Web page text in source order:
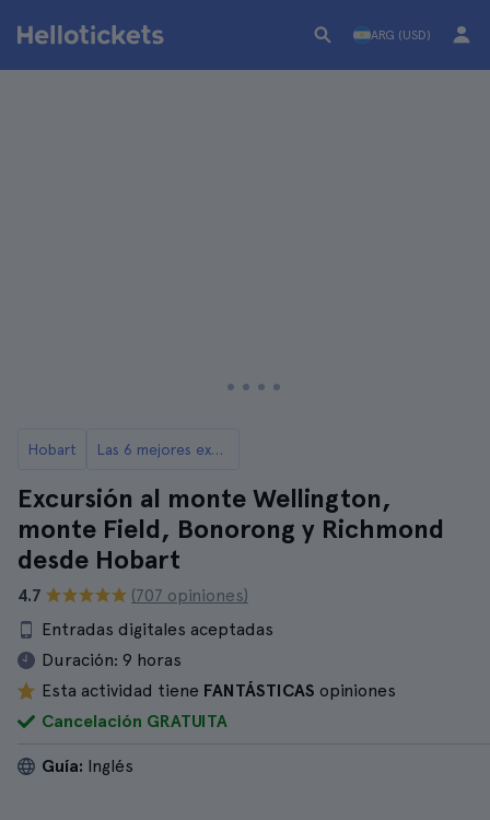
ARG (USD)
Hobart Las 6 mejores excursiones desde Hobart
Excursión al monte Wellington,
monte Field, Bonorong y Richmond
desde Hobart
4.7
(707 opiniones)
Entradas digitales aceptadas
Duración: 9 horas
Esta actividad tiene FANTÁSTICAS opiniones
Cancelación GRATUITA
Guía: Inglés